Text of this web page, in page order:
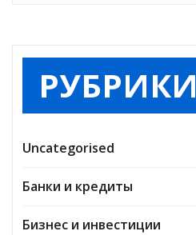
РУБРИКИ
Uncategorised
Банки и кредиты
Бизнес и инвестиции